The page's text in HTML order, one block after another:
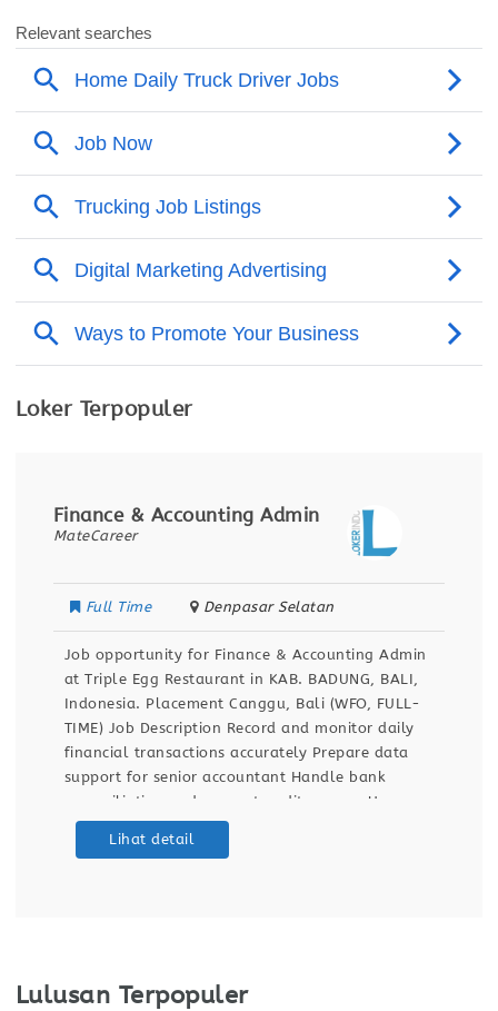
Loker Terpopuler
Finance & Accounting Admin
MateCareer
Full Time Denpasar Selatan
Job opportunity for Finance & Accounting Admin
at Triple Egg Restaurant in KAB. BADUNG, BALI,
Indonesia. Placement Canggu, Bali (WFO, FULL-
TIME) Job Description Record and monitor daily
financial transactions accurately Prepare data
support for senior accountant Handle bank
reconciliation and support audit process Use
Accurate.id and Excel for financial reporting
Lihat detail
Lulusan Terpopuler